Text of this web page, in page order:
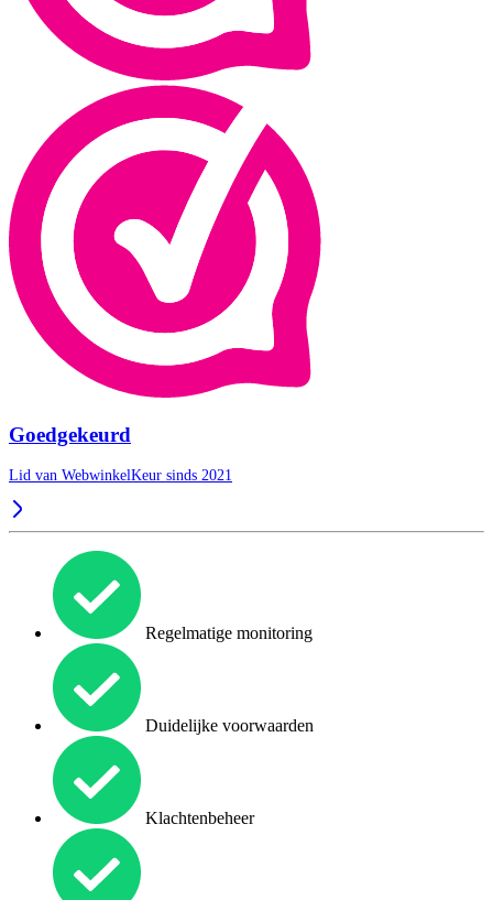
Goedgekeurd
Lid van WebwinkelKeur sinds 2021
Regelmatige monitoring
Duidelijke voorwaarden
Klachtenbeheer